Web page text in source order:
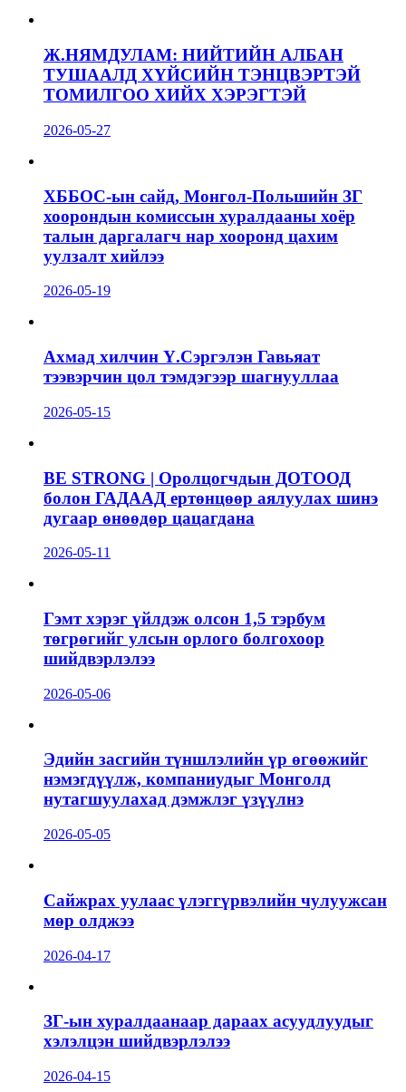
Ж.НЯМДУЛАМ: НИЙТИЙН АЛБАН
ТУШААЛД ХҮЙСИЙН ТЭНЦВЭРТЭЙ
ТОМИЛГОО ХИЙХ ХЭРЭГТЭЙ
2026-05-27
ХББОС-ын сайд, Монгол-Польшийн ЗГ
хоорондын комиссын хуралдааны хоёр
талын даргалагч нар хооронд цахим
уулзалт хийлээ
2026-05-19
Ахмад хилчин Ү.Сэргэлэн Гавьяат
тээвэрчин цол тэмдэгээр шагнууллаа
2026-05-15
BE STRONG | Оролцогчдын ДОТООД
болон ГАДААД ертөнцөөр аялуулах шинэ
дугаар өнөөдөр цацагдана
2026-05-11
Гэмт хэрэг үйлдэж олсон 1,5 тэрбум
төгрөгийг улсын орлого болгохоор
шийдвэрлэлээ
2026-05-06
Эдийн засгийн түншлэлийн үр өгөөжийг
нэмэгдүүлж, компаниудыг Монголд
нутагшуулахад дэмжлэг үзүүлнэ
2026-05-05
Сайжрах уулаас үлэггүрвэлийн чулуужсан
мөр олджээ
2026-04-17
ЗГ-ын хуралдаанаар дараах асуудлуудыг
хэлэлцэн шийдвэрлэлээ
2026-04-15